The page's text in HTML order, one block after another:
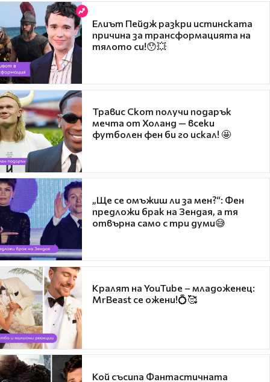
Елиът Пейдж разкри истинската
причина за трансформацията на
тялото си!😯💥
Травис Скот получи подарък
мечта от Холанд — всеки
футболен фен би го искал! 🤩
„Ще се омъжиш ли за мен?“: Фен
предложи брак на Зендая, а тя
отвърна само с три думи😅
Кралят на YouTube – младоженец:
MrBeast се ожени!💍🥰
Кой съсипа Фантастичната